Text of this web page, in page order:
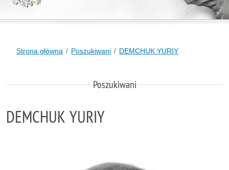
Strona główna Poszukiwani DEMCHUK YURIY
Poszukiwani
DEMCHUK YURIY